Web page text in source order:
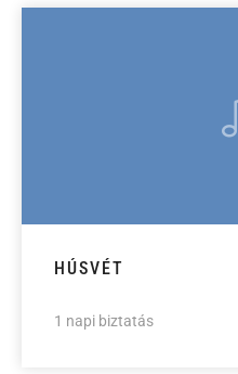
HÚSVÉT
1 napi biztatás